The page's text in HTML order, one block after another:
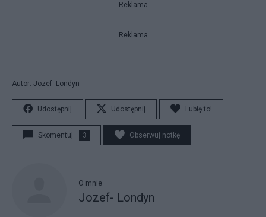
Reklama
Reklama
Autor: Jozef- Londyn
Udostępnij Udostępnij Lubię to!
Skomentuj 3 Obserwuj notkę
O mnie
Jozef- Londyn